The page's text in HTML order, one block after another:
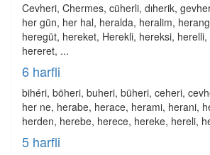
Cevheri, Chermes, cüherli, dıherik,
her gün, her hal, heralda, heralim,
heregüt, hereket, Herekli, hereksi,
hereret, ...
6 harfli
bihéri, böheri, buheri, büheri, ceheri,
her ne, herabe, herace, herami, herani,
herden, herebe, herece, hereke, hereli,
5 harfli